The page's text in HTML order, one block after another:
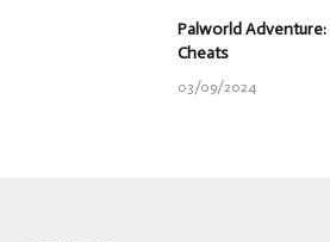
Palworld
Cheats
03/09/2024